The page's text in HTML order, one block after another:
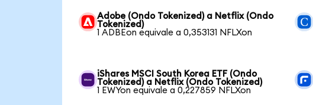
Adobe (Ondo Tokenized) a Netflix (Ondo
Tokenized)
1 ADBEon equivale a 0,353131 NFLXon
iShares MSCI South Korea ETF (Ondo
Tokenized) a Netflix (Ondo Tokenized)
1 EWYon equivale a 0,227859 NFLXon